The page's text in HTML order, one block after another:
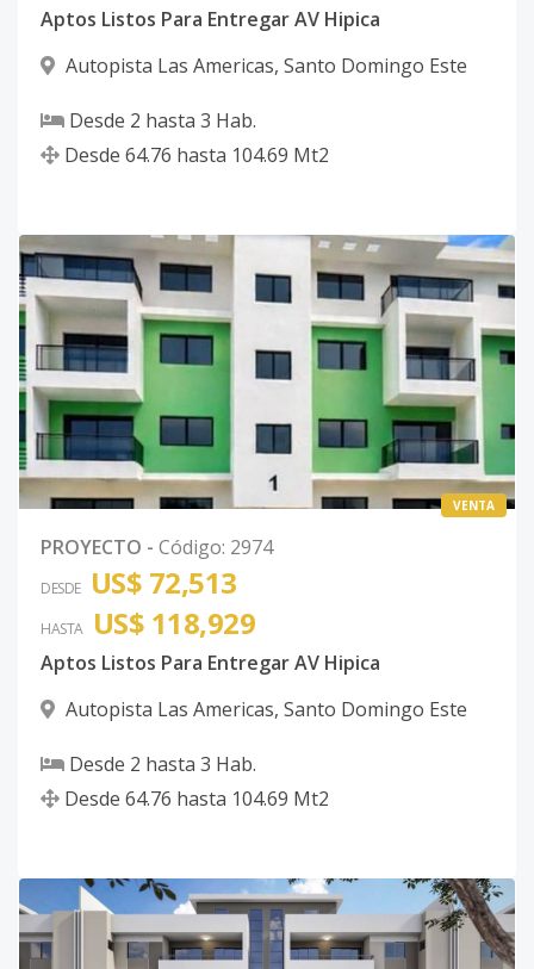
Aptos Listos Para Entregar AV Hipica
Autopista Las Americas, Santo Domingo Este
Desde 2 hasta 3 Hab.
Desde 64.76 hasta 104.69 Mt2
VENTA
PROYECTO - Código: 2974
DESDE US$ 72,513
HASTA US$ 118,929
Aptos Listos Para Entregar AV Hipica
Autopista Las Americas, Santo Domingo Este
Desde 2 hasta 3 Hab.
Desde 64.76 hasta 104.69 Mt2